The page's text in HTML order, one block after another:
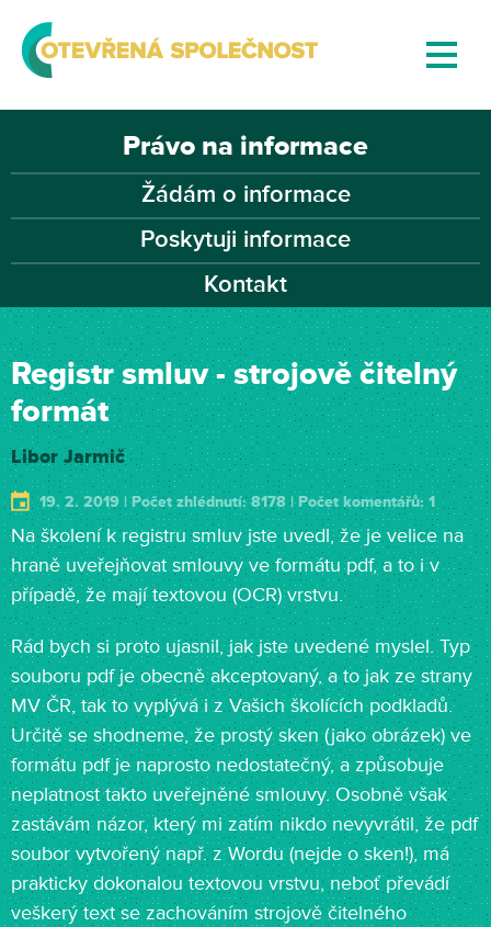
Právo na informace
Žádám o informace
Poskytuji informace
Kontakt
Registr smluv - strojově čitelný
formát
Libor Jarmič
19. 2. 2019 | Počet zhlédnutí: 8178 | Počet komentářů: 1
Na školení k registru smluv jste uvedl, že je velice na
hraně uveřejňovat smlouvy ve formátu pdf, a to i v
případě, že mají textovou (OCR) vrstvu.
Rád bych si proto ujasnil, jak jste uvedené myslel. Typ
souboru pdf je obecně akceptovaný, a to jak ze strany
MV ČR, tak to vyplývá i z Vašich školících podkladů.
Určitě se shodneme, že prostý sken (jako obrázek) ve
formátu pdf je naprosto nedostatečný, a způsobuje
neplatnost takto uveřejněné smlouvy. Osobně však
zastávám názor, který mi zatím nikdo nevyvrátil, že pdf
soubor vytvořený např. z Wordu (nejde o sken!), má
prakticky dokonalou textovou vrstvu, neboť převádí
veškerý text se zachováním strojově čitelného